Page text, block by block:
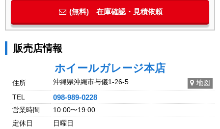
(無料) 在庫確認・見積依頼
販売店情報
ホイールガレージ本店
住所 沖縄県沖縄市与儀1-26-5
地図
TEL
098-989-0228
営業時間
10:00〜19:00
定休日
日曜日